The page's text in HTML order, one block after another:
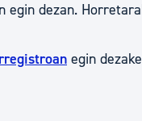
egin dezan.
egin